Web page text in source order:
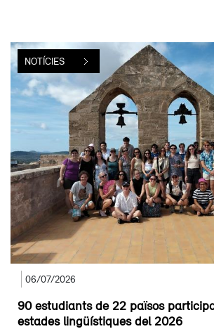
06/07/2026
90 estudiants de 22 països
estades lingüístiques del 2026
NOTÍCIES